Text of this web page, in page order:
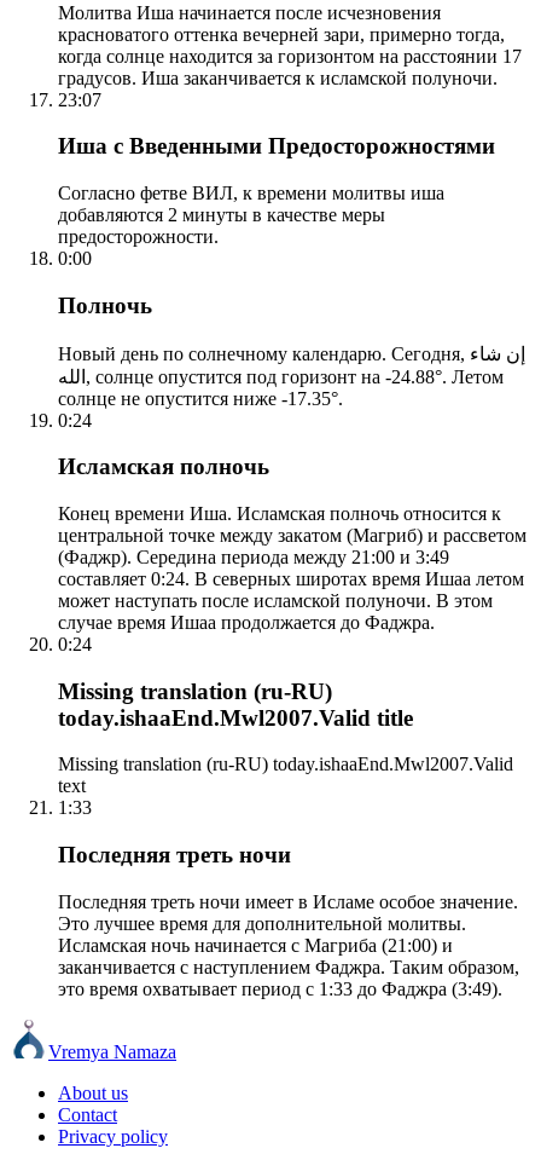
Молитва Иша начинается после исчезновения
красноватого оттенка вечерней зари, примерно тогда,
когда солнце находится за горизонтом на расстоянии 17
градусов. Иша заканчивается к исламской полуночи.
23:07
Иша с Введенными Предосторожностями
Согласно фетве ВИЛ, к времени молитвы иша
добавляются 2 минуты в качестве меры
предосторожности.
0:00
Полночь
Новый день по солнечному календарю. Сегодня, إن شاء
الله, солнце опустится под горизонт на -24.88°. Летом
солнце не опустится ниже -17.35°.
0:24
Исламская полночь
Конец времени Иша. Исламская полночь относится к
центральной точке между закатом (Магриб) и рассветом
(Фаджр). Середина периода между 21:00 и 3:49
составляет 0:24. В северных широтах время Ишаа летом
может наступать после исламской полуночи. В этом
случае время Ишаа продолжается до Фаджра.
0:24
Missing translation (ru-RU)
today.ishaaEnd.Mwl2007.Valid title
Missing translation (ru-RU) today.ishaaEnd.Mwl2007.Valid
text
1:33
Последняя треть ночи
Последняя треть ночи имеет в Исламе особое значение.
Это лучшее время для дополнительной молитвы.
Исламская ночь начинается с Магриба (21:00) и
заканчивается с наступлением Фаджра. Таким образом,
это время охватывает период с 1:33 до Фаджра (3:49).
Vremya Namaza
About us
Contact
Privacy policy